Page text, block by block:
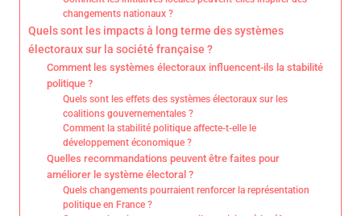
changements nationaux ?
Quels sont les impacts à long terme des systèmes
électoraux sur la société française ?
Comment les systèmes électoraux influencent-ils la stabilité
politique ?
Quels sont les effets des systèmes électoraux sur les
coalitions gouvernementales ?
Comment la stabilité politique affecte-t-elle le
développement économique ?
Quelles recommandations peuvent être faites pour
améliorer le système électoral ?
Quels changements pourraient renforcer la représentation
politique en France ?